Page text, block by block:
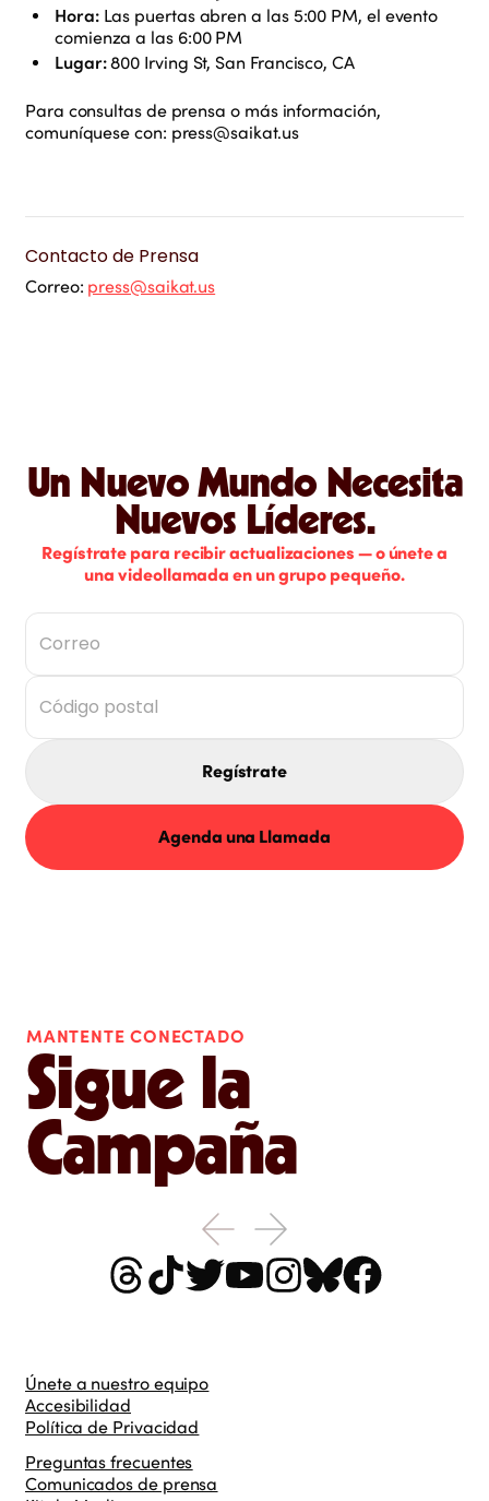
Hora:Las puertas abren a las 5:00 PM, el evento
comienza a las 6:00 PM
Lugar:800 Irving St, San Francisco, CA
Para consultas de prensa o más información,
comuníquese con: press@saikat.us
Contacto de Prensa
Correo: press@saikat.us
Un Nuevo Mundo Necesita
Nuevos Líderes.
Regístrate para recibir actualizaciones — o únete a
una videollamada en un grupo pequeño.
Regístrate
Agenda una Llamada
MANTENTE CONECTADO
Sigue la
Campaña
Únete a nuestro equipo
Accesibilidad
Política de Privacidad
Preguntas frecuentes
Comunicados de prensa